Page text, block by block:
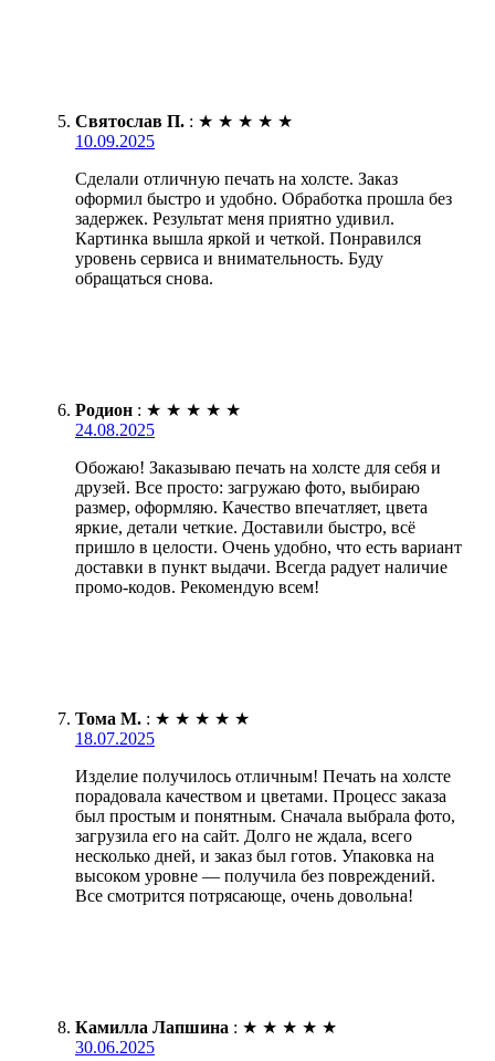
Святослав П. : ★ ★ ★ ★ ★
10.09.2025
Сделали отличную печать на холсте. Заказ
оформил быстро и удобно. Обработка прошла без
задержек. Результат меня приятно удивил.
Картинка вышла яркой и четкой. Понравился
уровень сервиса и внимательность. Буду
обращаться снова.
Родион : ★ ★ ★ ★ ★
24.08.2025
Обожаю! Заказываю печать на холсте для себя и
друзей. Все просто: загружаю фото, выбираю
размер, оформляю. Качество впечатляет, цвета
яркие, детали четкие. Доставили быстро, всё
пришло в целости. Очень удобно, что есть вариант
доставки в пункт выдачи. Всегда радует наличие
промо-кодов. Рекомендую всем!
Тома М. : ★ ★ ★ ★ ★
18.07.2025
Изделие получилось отличным! Печать на холсте
порадовала качеством и цветами. Процесс заказа
был простым и понятным. Сначала выбрала фото,
загрузила его на сайт. Долго не ждала, всего
несколько дней, и заказ был готов. Упаковка на
высоком уровне — получила без повреждений.
Все смотрится потрясающе, очень довольна!
Камилла Лапшина : ★ ★ ★ ★ ★
30.06.2025